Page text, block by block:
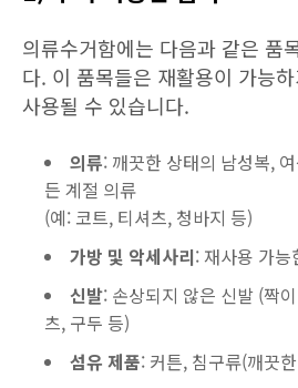
의류수거함에는 다음과 같은 품
다. 이 품목들은 재활용이 가능
사용될 수 있습니다.
의류: 깨끗한 상태의 남성복,
든 계절 의류
(예: 코트, 티셔츠, 청바지 등)
가방 및 악세사리: 재사용 가
신발: 손상되지 않은 신발 (짝
츠, 구두 등)
섬유 제품: 커튼, 침구류(깨끗